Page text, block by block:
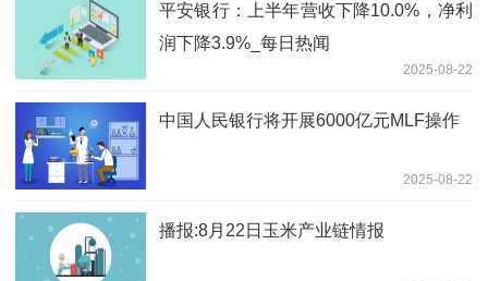
平安银行：上半年营收下降10.0%，净利
润下降3.9%_每日热闻
2025-08-22
中国人民银行将开展6000亿元MLF操作
2025-08-22
播报:8月22日玉米产业链情报